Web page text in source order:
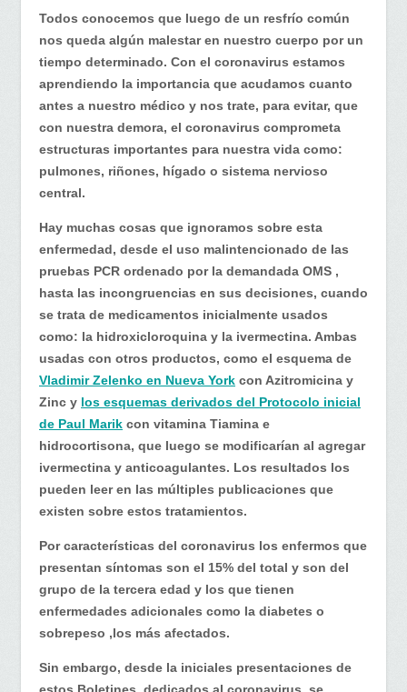
Todos conocemos que luego de un resfrío común
nos queda algún malestar en nuestro cuerpo por un
tiempo determinado. Con el coronavirus estamos
aprendiendo la importancia que acudamos cuanto
antes a nuestro médico y nos trate, para evitar, que
con nuestra demora, el coronavirus comprometa
estructuras importantes para nuestra vida como:
pulmones, riñones, hígado o sistema nervioso
central.
Hay muchas cosas que ignoramos sobre esta
enfermedad, desde el uso malintencionado de las
pruebas PCR ordenado por la demandada OMS ,
hasta las incongruencias en sus decisiones, cuando
se trata de medicamentos inicialmente usados
como: la hidroxicloroquina y la ivermectina. Ambas
usadas con otros productos, como el esquema de
Vladimir Zelenko en Nueva York con Azitromicina y
Zinc y los esquemas derivados del Protocolo inicial
de Paul Marik con vitamina Tiamina e
hidrocortisona, que luego se modificarían al agregar
ivermectina y anticoagulantes. Los resultados los
pueden leer en las múltiples publicaciones que
existen sobre estos tratamientos.
Por características del coronavirus los enfermos que
presentan síntomas son el 15% del total y son del
grupo de la tercera edad y los que tienen
enfermedades adicionales como la diabetes o
sobrepeso ,los más afectados.
Sin embargo, desde la iniciales presentaciones de